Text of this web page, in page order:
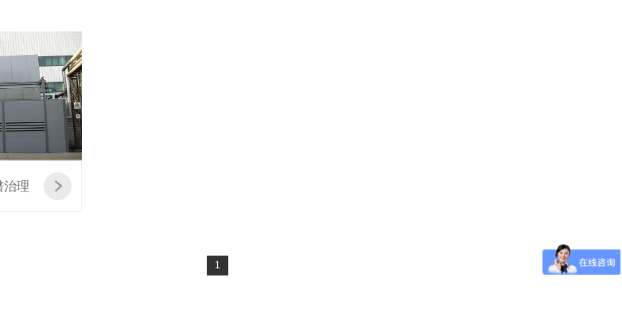
治理
1